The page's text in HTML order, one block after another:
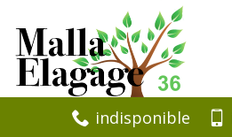
indisponible